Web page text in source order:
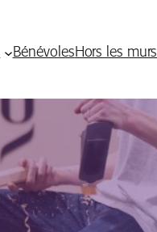
BénévolesHors les murs